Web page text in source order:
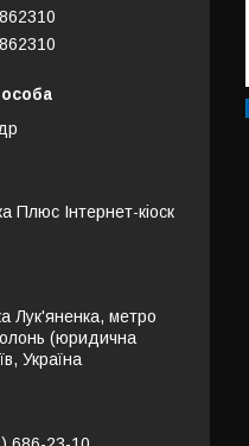
Плюс Інтернет-кіоск
Лук'яненка, метро
(юридична
Україна